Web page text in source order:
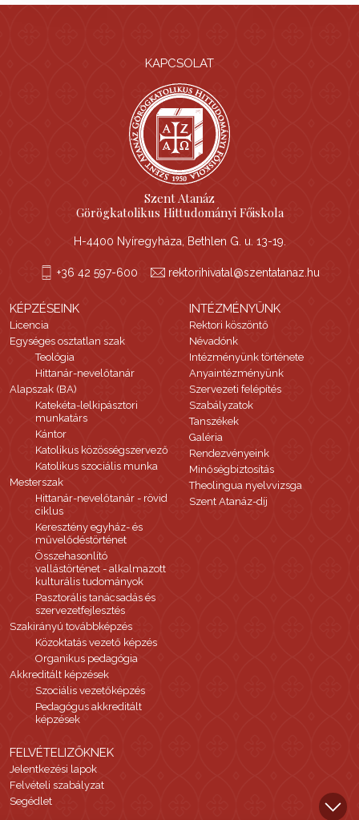
KAPCSOLAT
Szent Atanáz
Görögkatolikus Hittudományi Főiskola
H-4400 Nyíregyháza, Bethlen G. u. 13-19.
+36 42 597-600 rektorihivatal@szentatanaz.hu
KÉPZÉSEINK
Licencia
Egységes osztatlan szak
Teológia
Hittanár-nevelőtanár
Alapszak (BA)
Katekéta-lelkipásztori
munkatárs
Kántor
Katolikus közösségszervező
Katolikus szociális munka
Mesterszak
Hittanár-nevelőtanár - rövid
ciklus
Keresztény egyház- és
művelődéstörténet
Összehasonlító
vallástörténet - alkalmazott
kulturális tudományok
Pasztorális tanácsadás és
szervezetfejlesztés
Szakirányú továbbképzés
Közoktatás vezető képzés
Organikus pedagógia
Akkreditált képzések
Szociális vezetőképzés
Pedagógus akkreditált
képzések
INTÉZMÉNYÜNK
Rektori köszöntő
Névadónk
Intézményünk története
Anyaintézményünk
Szervezeti felépítés
Szabályzatok
Tanszékek
Galéria
Rendezvényeink
Minőségbiztosítás
Theolingua nyelvvizsga
Szent Atanáz-díj
FELVÉTELIZŐKNEK
Jelentkezési lapok
Felvételi szabályzat
Segédlet